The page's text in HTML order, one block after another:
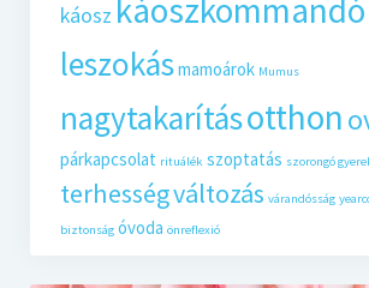
káosz káoszkommandó
leszokásmamoárok Mumus
nagytakarításotthon
párkapcsolat rituálék szoptatás szorongó
terhességváltozás várandósság
biztonság óvoda önreflexió